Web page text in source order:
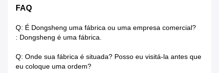
FAQ
Q: É Dongsheng uma fábrica ou uma empresa comercial?
: Dongsheng é uma fábrica.
Q: Onde sua fábrica é situada? Posso eu visitá-la antes que
eu coloque uma ordem?